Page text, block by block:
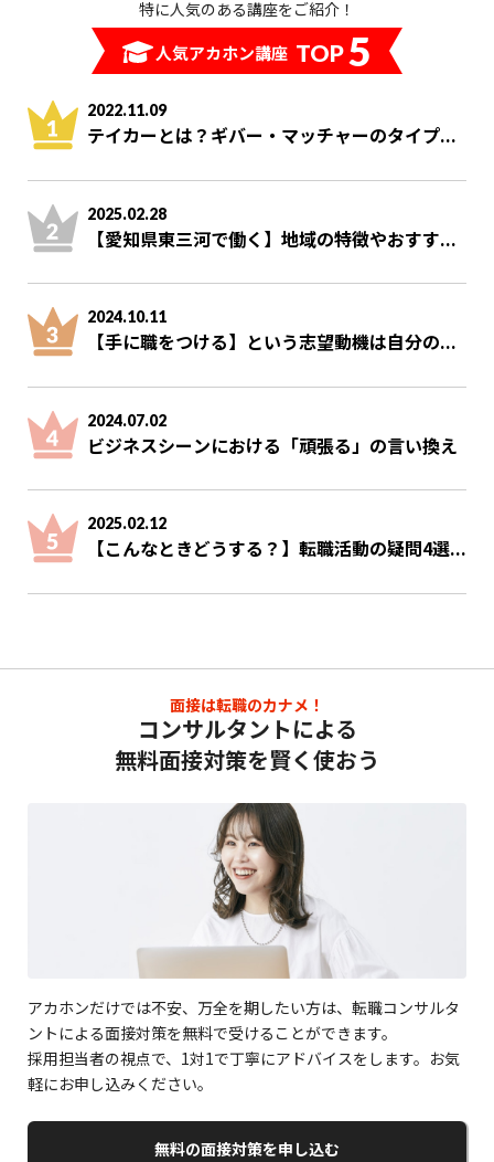
特に人気のある講座をご紹介！
人気アカホン講座 TOP5
2022.11.09
テイカーとは？ギバー・マッチャーのタイプ...
2025.02.28
【愛知県東三河で働く】地域の特徴やおすす...
2024.10.11
【手に職をつける】という志望動機は自分の...
2024.07.02
ビジネスシーンにおける「頑張る」の言い換え
2025.02.12
【こんなときどうする？】転職活動の疑問4選...
面接は転職のカナメ！
コンサルタントによる
無料面接対策を賢く使おう
アカホンだけでは不安、万全を期したい方は、転職コンサルタ
ントによる面接対策を無料で受けることができます。
採用担当者の視点で、1対1で丁寧にアドバイスをします。お気
軽にお申し込みください。
無料の面接対策を申し込む